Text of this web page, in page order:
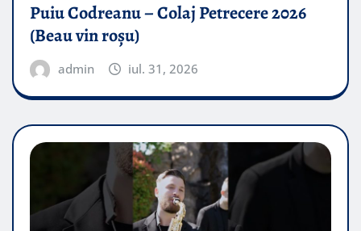
Puiu Codreanu – Colaj Petrecere 2026
(Beau vin roșu)
admin iul. 31, 2026